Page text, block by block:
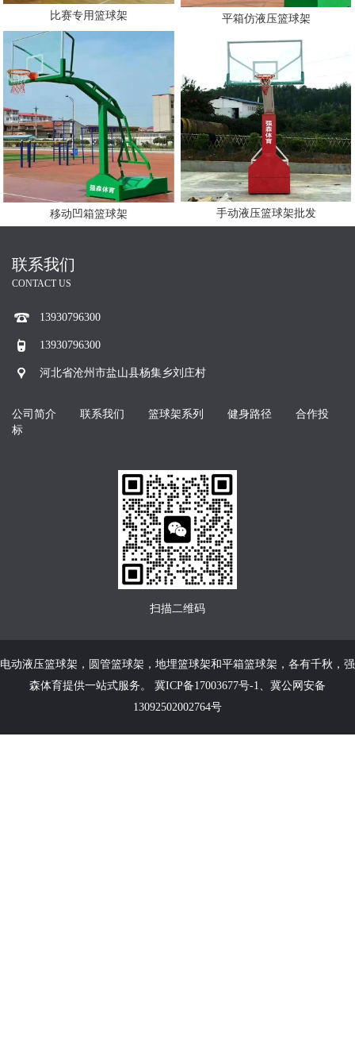
比赛专用篮球架 平箱仿液压篮球架
移动凹箱篮球架 手动液压篮球架批发
联系我们
CONTACT US
13930796300
13930796300
河北省沧州市盐山县杨集乡刘庄村
公司简介 联系我们 篮球架系列 健身路径
合作投
标
扫描二维码
电动液压篮球架 ， 圆管篮球架 ， 地埋篮球架和平箱篮球架 ，各有千秋，强
森体育提供一站式服务。 冀ICP备17003677号-1、 冀公网安备
13092502002764号